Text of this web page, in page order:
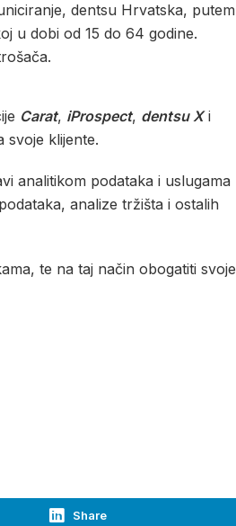
dentsu Hrvatska, putem
u dobi od 15 do 64 godine.
Carat, iProspect, dentsu Xi
svoje klijente.
analitikom podataka i uslugama
analize tržišta i ostalih
te na taj način obogatiti svoje
Share